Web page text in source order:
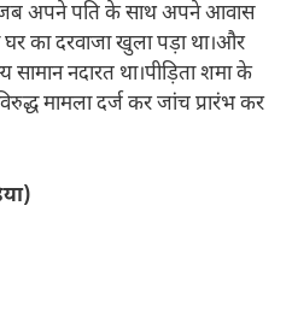
अपने पति के साथ अपने आवास
घर का दरवाजा खुला पड़ा था।और
नदारत था।पीड़िता शमा के
मामला दर्ज कर जांच प्रारंभ कर